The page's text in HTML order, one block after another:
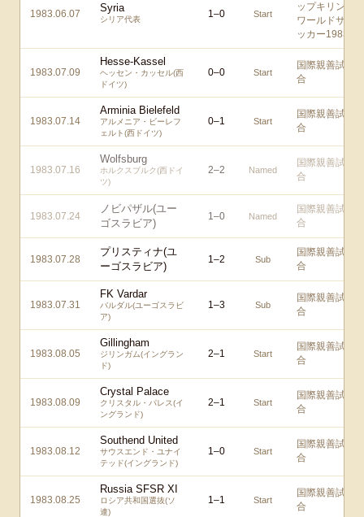
1983.06.07 Syria
シリア代表 1–0 Start
ップキリン
ワールドサ
ッカー1983
1983.07.09
Hesse-Kassel
ヘッセン・カッセル(西
ドイツ)
0–0 Start
国際親善試
合
1983.07.14
Arminia Bielefeld
アルメニア・ビーレフ
ェルト(西ドイツ)
0–1 Start
国際親善試
合
1983.07.16
Wolfsburg
ホルクスブルク(西ドイ
ツ)
2–2 Named
国際親善試
合
1983.07.24
ノビパザル(ユー
ゴスラビア)
1–0 Named
国際親善試
合
1983.07.28
プリスティナ(ユ
ーゴスラビア)
1–2 Sub
国際親善試
合
1983.07.31
FK Vardar
バルダル(ユーゴスラビ
ア)
1–3 Sub
国際親善試
合
1983.08.05
Gillingham
ジリンガム(イングラン
ド)
2–1 Start
国際親善試
合
1983.08.09
Crystal Palace
クリスタル・パレス(イ
ングランド)
2–1 Start
国際親善試
合
1983.08.12
Southend United
サウスエンド・ユナイ
テッド(イングランド)
1–0 Start
国際親善試
合
1983.08.25
Russia SFSR XI
ロシア共和国選抜(ソ
連)
1–1 Start
国際親善試
合